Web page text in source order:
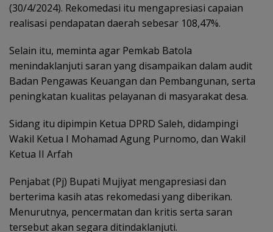
(30/4/2024). Rekomedasi itu mengapresiasi capaian
realisasi pendapatan daerah sebesar 108,47%.
Selain itu, meminta agar Pemkab Batola
menindaklanjuti saran yang disampaikan dalam audit
Badan Pengawas Keuangan dan Pembangunan, serta
peningkatan kualitas pelayanan di masyarakat desa.
Sidang itu dipimpin Ketua DPRD Saleh, didampingi
Wakil Ketua I Mohamad Agung Purnomo, dan Wakil
Ketua II Arfah
Penjabat (Pj) Bupati Mujiyat mengapresiasi dan
berterima kasih atas rekomedasi yang diberikan.
Menurutnya, pencermatan dan kritis serta saran
tersebut akan segara ditindaklanjuti.